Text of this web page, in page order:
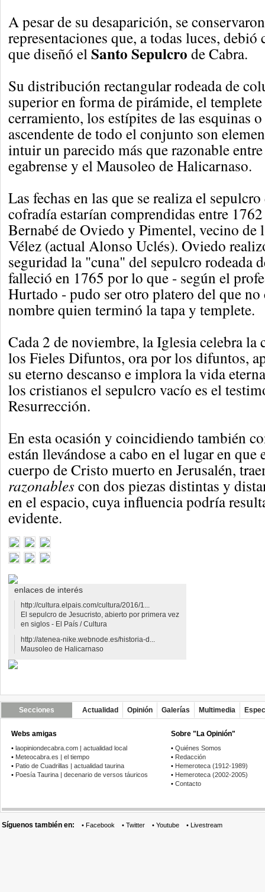
A pesar de su desaparición, se
representaciones que, a todas luces,
que diseñó elSanto Sepulcro de Cabra.
Su distribución rectangular rodeada de
superior en forma de pirámide, el
cerramiento, los estípites de las esquinas
ascendente de todo el conjunto son
intuir un parecido más que razonable
egabrense y el Mausoleo de Halicarnaso.
Las fechas en las que se realiza el
cofradía estarían comprendidas entre
Bernabé de Oviedo y Pimentel, vecino de
Vélez (actual Alonso Uclés). Oviedo
seguridad la "cuna" del sepulcro rodeada
falleció en 1765 por lo que - según el
Hurtado - pudo ser otro platero del que no
nombre quien terminó la tapa y templete.
Cada 2 de noviembre, la Iglesia celebra la
los Fieles Difuntos, ora por los difuntos,
su eterno descanso e implora la vida
los cristianos el sepulcro vacío es el
Resurrección.
En esta ocasión y coincidiendo también
están llevándose a cabo en el lugar en
cuerpo de Cristo muerto en Jerusalén,
razonablescon dos piezas distintas y
en el espacio, cuya influencia podría
evidente.
enlaces de interés
http://cultura.elpais.com/cultura/2016/1...
El sepulcro de Jesucristo, abierto por primera vez
en siglos - El País / Cultura
http://atenea-nike.webnode.es/historia-d...
Mausoleo de Halicarnaso
Secciones Actualidad Opinión Galerías Multimedia
Webs amigas
• laopiniondecabra.com | actualidad local
• Meteocabra.es | el tiempo
• Patio de Cuadrillas | actualidad taurina
• Poesía Taurina | decenario de versos táuricos
Sobre "La Opinión"
• Quiénes Somos
• Redacción
• Hemeroteca (1912-1989)
• Hemeroteca (2002-2005)
• Contacto
Síguenos también en: • Facebook • Twitter • Youtube • Livestream